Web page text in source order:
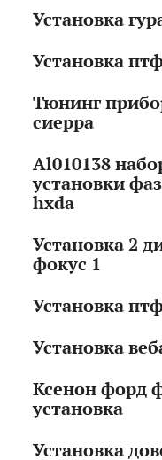
Установка
Установка
Тюнинг
сиерра
Al010138
установки
hxda
Установка 2
фокус 1
Установка
Установка
Ксенон форд
установка
Установка